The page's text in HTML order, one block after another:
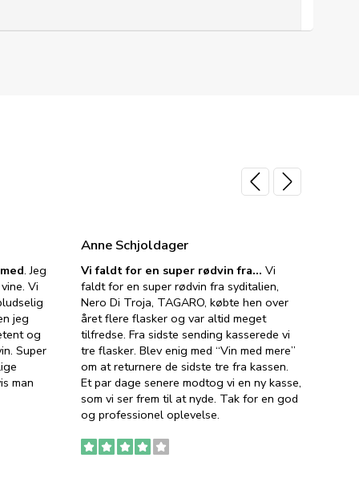
. Jeg
Vi
jeg
og
Super
man
Anne Schjoldager
Vi faldt for en super rødvin fra… Vi
faldt for en super rødvin fra syditalien,
Nero Di Troja, TAGARO, købte hen over
året flere flasker og var altid meget
tilfredse. Fra sidste sending kasserede vi
tre flasker. Blev enig med “Vin med mere”
om at returnere de sidste tre fra kassen.
Et par dage senere modtog vi en ny kasse,
som vi ser frem til at nyde. Tak for en god
og professionel oplevelse.